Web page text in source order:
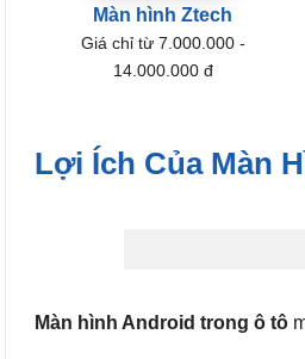
Màn hình Ztech
Giá chỉ từ 7.000.000 -
14.000.000 đ
Lợi Ích Của Màn
Màn hình Android trong ô tô